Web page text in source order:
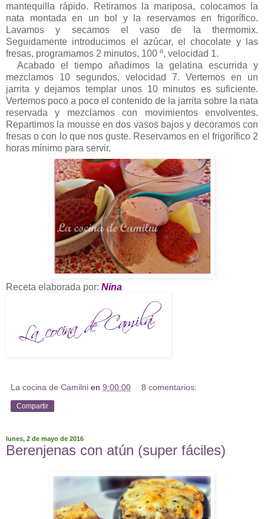
mantequilla rápido. Retiramos la mariposa, colocamos la
nata montada en un bol y la reservamos en frigorífico.
Lavamos y secamos el vaso de la thermomix.
Seguidamente introducimos el azúcar, el chocolate y las
fresas, programamos 2 minutos, 100 º, velocidad 1.
Acabado el tiempo añadimos la gelatina escurrida y
mezclamos 10 segundos, velocidad 7. Vertemos en un
jarrita y dejamos templar unos 10 minutos es suficiente.
Vertemos poco a poco el contenido de la jarrita sobre la nata
reservada y mezclamos con movimientos envolventes.
Repartimos la mousse en dos vasos bajos y decoramos con
fresas o con lo que nos guste. Reservamos en el frigorífico 2
horas mínimo para servir.
Receta elaborada por: Nina
La cocina de Camilni en 9:00:00 8 comentarios:
Compartir
lunes, 2 de mayo de 2016
Berenjenas con atún (super fáciles)